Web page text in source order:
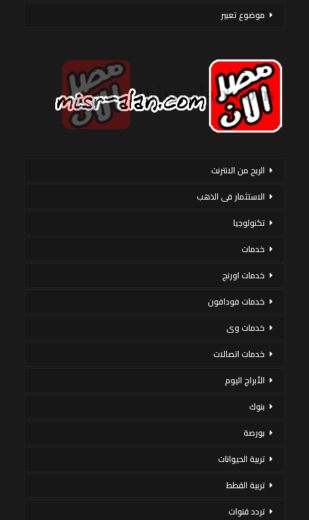
موضوع تعبير
الربح من الانترنت
الاستثمار فى الذهب
تكنولوجيا
خدمات
خدمات اورنج
خدمات فودافون
خدمات وى
خدمات اتصالات
الأبراج اليوم
بنوك
بورصة
تربية الحيوانات
تربية القطط
تردد قنوات